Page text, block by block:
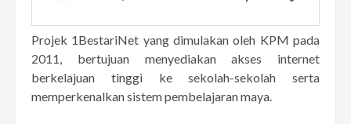
Projek 1BestariNet yang dimulakan oleh KPM pada
2011, bertujuan menyediakan akses internet
berkelajuan tinggi ke sekolah-sekolah serta
memperkenalkan sistem pembelajaran maya.